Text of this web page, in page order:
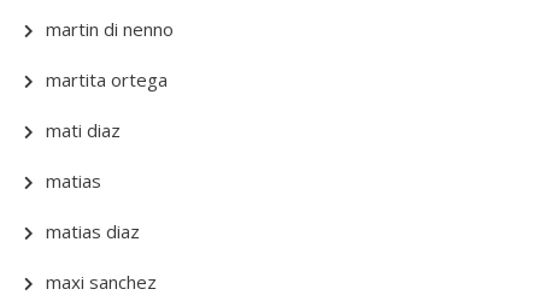
martin di nenno
martita ortega
mati diaz
matias
matias diaz
maxi sanchez